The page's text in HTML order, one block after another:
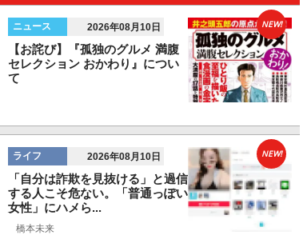
ニュース 2026年08月10日
【お詫び】『孤独のグルメ 満腹
セレクション おかわり』につい
て
NEW!
ライフ 2026年08月10日
「自分は詐欺を見抜ける」と過信
する人こそ危ない。「普通っぽい
女性」にハメら...
橋本未来
NEW!